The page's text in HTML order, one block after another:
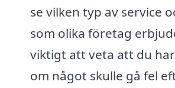
se vilken typ av service
som olika företag
viktigt att veta att du
om något skulle gå fel